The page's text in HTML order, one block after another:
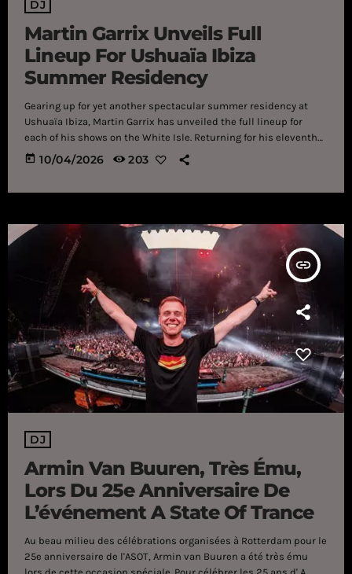
DJ
Martin Garrix Unveils Full
Lineup For Ushuaïa Ibiza
Summer Residency
Gearing up for yet another spectacular summer residency at
Ushuaïa Ibiza, Martin Garrix has unveiled the full lineup for
each of his shows on the White Isle. Returning for his eleventh
season on the White Isle, Dutch sensation Martin Garrix has
unveiled the full lineup of artists joining him this summer for
today 10/04/2026 203
insert_link
DJ
Armin Van Buuren, Très Ému,
Lors Du 25e Anniversaire De
L’événement A State Of Trance
Au beau milieu des célébrations organisées à Rotterdam pour le
25e anniversaire de l'ASOT, Armin van Buuren a été très ému